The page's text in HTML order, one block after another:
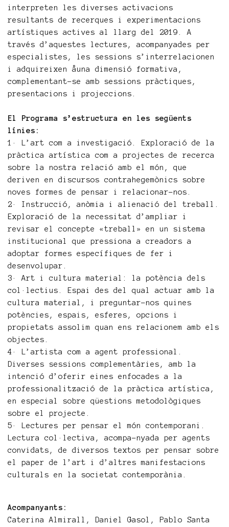
interpreten les diverses activacions
resultants de recerques i experimentacions
artístiques actives al llarg del 2019. A
través d’aquestes lectures, acompanyades per
especialistes, les sessions s’interrelacionen
i adquireixen åuna dimensió formativa,
complementant-se amb sessions pràctiques,
presentacions i projeccions.
El Programa s’estructura en les següents
línies:
1· L’art com a investigació. Exploració de la
pràctica artística com a projectes de recerca
sobre la nostra relació amb el món, que
deriven en discursos contrahegemònics sobre
noves formes de pensar i relacionar-nos.
2· Instrucció, anòmia i alienació del treball.
Exploració de la necessitat d’ampliar i
revisar el concepte «treball» en un sistema
institucional que pressiona a creadors a
adoptar formes específiques de fer i
desenvolupar.
3· Art i cultura material: la potència dels
col·lectius. Espai des del qual actuar amb la
cultura material, i preguntar-nos quines
potències, espais, esferes, opcions i
propietats assolim quan ens relacionem amb els
objectes.
4· L’artista com a agent professional.
Diverses sessions complementàries, amb la
intenció d’oferir eines enfocades a la
professionalització de la pràctica artística,
en especial sobre qüestions metodològiques
sobre el projecte.
5· Lectures per pensar el món contemporani.
Lectura col·lectiva, acompa-nyada per agents
convidats, de diversos textos per pensar sobre
el paper de l’art i d’altres manifestacions
culturals en la societat contemporània.
Acompanyants:
Caterina Almirall, Daniel Gasol, Pablo Santa